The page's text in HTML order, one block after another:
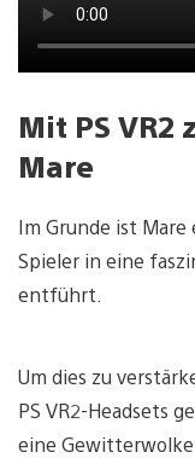
Mit PS
Mare
Im Grunde ist Mare
Spieler in eine
entführt.
Um dies zu
PS VR2-Headsets
eine